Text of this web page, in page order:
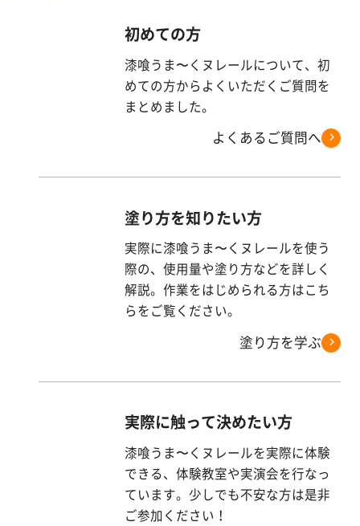
初めての方
漆喰うま〜くヌレールについて、初
めての方からよくいただくご質問を
まとめました。
よくあるご質問へ
塗り方を知りたい方
実際に漆喰うま〜くヌレールを使う
際の、使用量や塗り方などを詳しく
解説。作業をはじめられる方はこち
らをご覧ください。
塗り方を学ぶ
実際に触って決めたい方
漆喰うま〜くヌレールを実際に体験
できる、体験教室や実演会を行なっ
ています。少しでも不安な方は是非
ご参加ください！